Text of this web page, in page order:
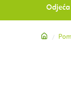
Odjeća